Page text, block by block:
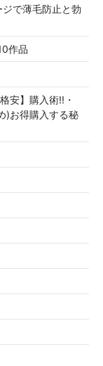
で薄毛防止と勃
作品
安】購入術!!・
)お得購入する秘